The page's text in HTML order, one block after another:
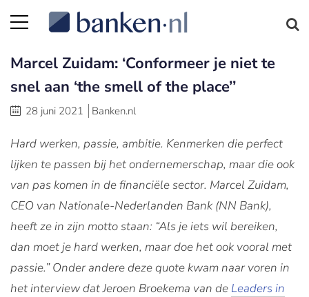
Marcel Zuidam: ‘Conformeer je niet te
snel aan ‘the smell of the place’’
28 juni 2021 Banken.nl
Hard werken, passie, ambitie. Kenmerken die perfect
lijken te passen bij het ondernemerschap, maar die ook
van pas komen in de financiële sector. Marcel Zuidam,
CEO van Nationale-Nederlanden Bank (NN Bank),
heeft ze in zijn motto staan: “Als je iets wil bereiken,
dan moet je hard werken, maar doe het ook vooral met
passie.” Onder andere deze quote kwam naar voren in
het interview dat Jeroen Broekema van de Leaders in